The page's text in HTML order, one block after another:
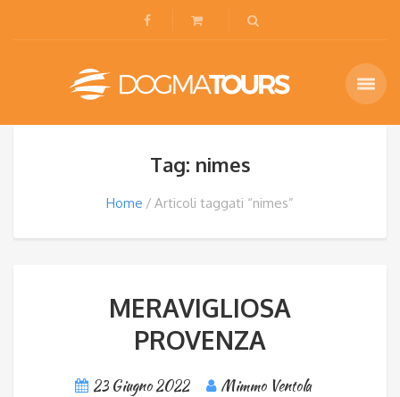
Tag: nimes
Home Articoli taggati “nimes”
MERAVIGLIOSA
PROVENZA
23 Giugno 2022
Mimmo Ventola